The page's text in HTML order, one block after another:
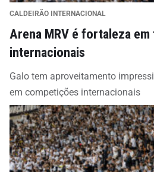
CALDEIRÃO INTERNACIONAL
Arena MRV é fortaleza
internacionais
Galo tem aproveitamento
em competições internacionais